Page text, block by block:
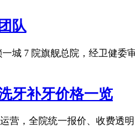
队
城 7 院旗舰总院，经卫健委
牙补牙价格一览
营，全院统一报价、收费透